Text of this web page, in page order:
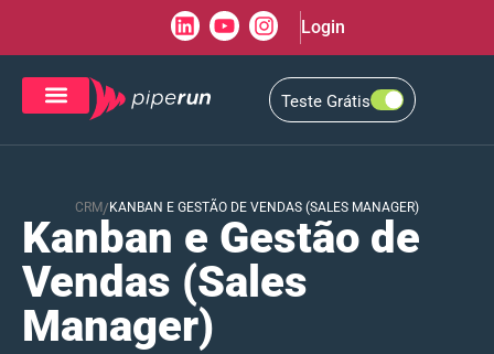
Login
Teste Grátis
CRM/KANBAN E GESTÃO DE VENDAS (SALES MANAGER)
Kanban e Gestão de
Vendas (Sales
Manager)